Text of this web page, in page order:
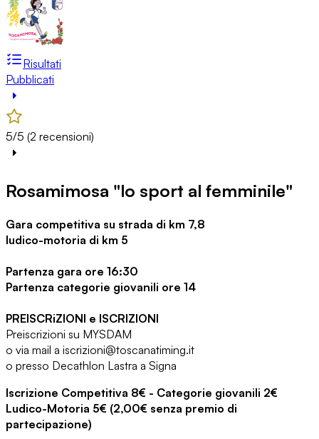
Risultati
Pubblicati
5/5 (2 recensioni)
Rosamimosa "lo sport al femminile"
Gara competitiva su strada di km 7,8
ludico-motoria di km 5
Partenza gara ore 16:30
Partenza categorie giovanili ore 14
PREISCRiZIONI e ISCRIZIONI
Preiscrizioni su MYSDAM
o via mail a iscrizioni@toscanatiming.it
o presso Decathlon Lastra a Signa
Iscrizione Competitiva 8€ - Categorie giovanili 2€
Ludico-Motoria 5€ (2,00€ senza premio di
partecipazione)